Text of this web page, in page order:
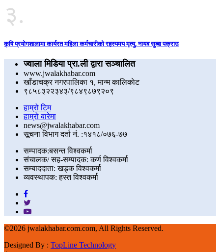
३.
कृषि प्रयोगशालामा कार्यरत महिला कर्मचारीको रहस्यमय मृत्यु, नायब सुब्बा पक्राउ
ज्वाला मिडिया प्रा.ली द्वारा सञ्चालित
www.jwalakhabar.com
खाँडाचक्र नगरपालिका १, मान्म कालिकाेट
९८५८३२२३४३/९८४९८७९२०९
हाम्रो टिम
हाम्रो बारेमा
news@jwalakhabar.com
सूचना विभाग दर्ता नं. :१४१८/०७६-७७
सम्पादक:बसन्त विश्वकर्मा
संचालक/ सह-सम्पादक: कर्ण विश्वकर्मा
सम्बाददाता: खड्क विश्वकर्मा
व्यवस्थापक: हस्त विश्वकर्मा
©2026 jwalakhabar.com.com, All Rights Reserved.
Designed By : TopLine Technology